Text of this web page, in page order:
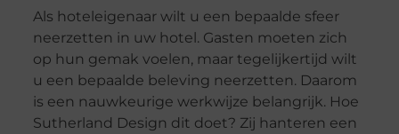
Als hoteleigenaar wilt u een bepaalde sfeer
neerzetten in uw hotel. Gasten moeten zich
op hun gemak voelen, maar tegelijkertijd wilt
u een bepaalde beleving neerzetten. Daarom
is een nauwkeurige werkwijze belangrijk. Hoe
Sutherland Design dit doet? Zij hanteren een